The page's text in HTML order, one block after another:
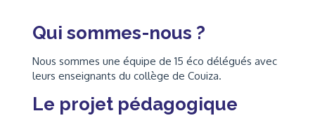
Qui sommes-nous ?
Nous sommes une équipe de 15 éco délégués avec
leurs enseignants du collège de Couiza.
Le projet pédagogique